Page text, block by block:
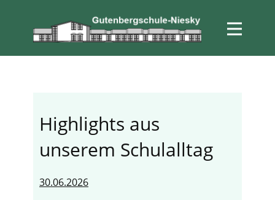
Highlights aus
unserem Schulalltag
30.06.2026